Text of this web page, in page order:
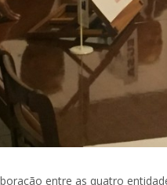
entre as quatro